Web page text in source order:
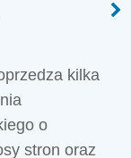
kilka
o
stron oraz